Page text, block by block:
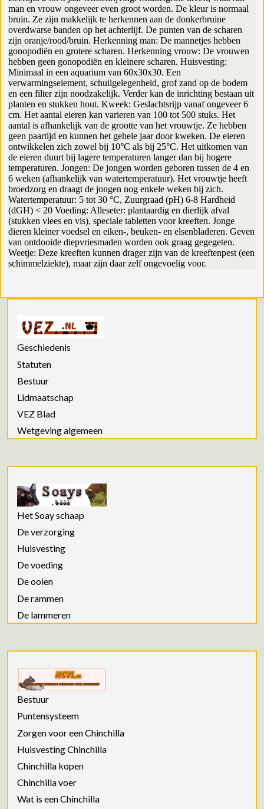
man en vrouw ongeveer even groot worden. De kleur is normaal
bruin. Ze zijn makkelijk te herkennen aan de donkerbruine
overdwarse banden op het achterlijf. De punten van de scharen
zijn oranje/rood/bruin. Herkenning man: De mannetjes hebben
gonopodiën en grotere scharen. Herkenning vrouw: De vrouwen
hebben geen gonopodiën en kleinere scharen. Huisvesting:
Minimaal in een aquarium van 60x30x30. Een
verwarmingselement, schuilgelegenheid, grof zand op de bodem
en een filter zijn noodzakelijk. Verder kan de inrichting bestaan uit
planten en stukken hout. Kweek: Geslachtsrijp vanaf ongeveer 6
cm. Het aantal eieren kan varieren van 100 tot 500 stuks. Het
aantal is afhankelijk van de grootte van het vrouwtje. Ze hebben
geen paartijd en kunnen het gehele jaar door kweken. De eieren
ontwikkelen zich zowel bij 10°C als bij 25°C. Het uitkomen van
de eieren duurt bij lagere temperaturen langer dan bij hogere
temperaturen. Jongen: De jongen worden geboren tussen de 4 en
6 weken (afhankelijk van watertemperatuur). Het vrouwtje heeft
broedzorg en draagt de jongen nog enkele weken bij zich.
Watertemperatuur: 5 tot 30 °C, Zuurgraad (pH) 6-8 Hardheid
(dGH) < 20 Voeding: Alleseter: plantaardig en dierlijk afval
(stukken vlees en vis), speciale tabletten voor kreeften. Jonge
dieren kleiner voedsel en eiken-, beuken- en elsenbladeren. Geven
van ontdooide diepvriesmaden worden ook graag gegegeten.
Weetje: Deze kreeften kunnen drager zijn van de kreeftenpest (een
schimmelziekte), maar zijn daar zelf ongevoelig voor.
Geschiedenis
Statuten
Bestuur
Lidmaatschap
VEZ Blad
Wetgeving algemeen
Het Soay schaap
De verzorging
Huisvesting
De voeding
De ooien
De rammen
De lammeren
Bestuur
Puntensysteem
Zorgen voor een Chinchilla
Huisvesting Chinchilla
Chinchilla kopen
Chinchilla voer
Wat is een Chinchilla